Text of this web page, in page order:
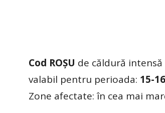
Cod ROȘU de căldură
valabil pentru perioada: 15-
Zone afectate: în cea mai